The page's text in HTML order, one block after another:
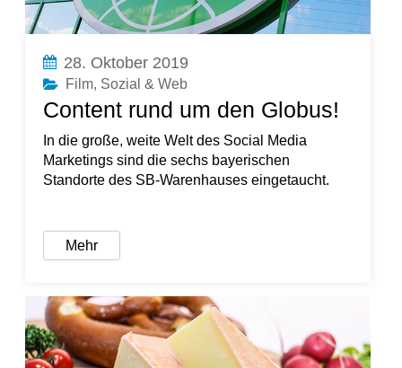
28. Oktober 2019
Film, Sozial & Web
Content rund um den Globus!
In die große, weite Welt des Social Media
Marketings sind die sechs bayerischen
Standorte des SB-Warenhauses eingetaucht.
Mehr